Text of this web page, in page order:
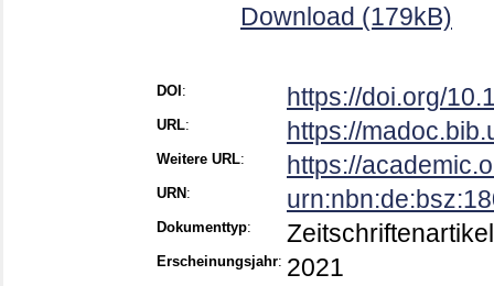
Download (179kB)
DOI : https://doi.org/
URL: https://
Weitere URL: https://
URN :
Dokumenttyp: Zeitschriftenartikel
Erscheinungsjahr: 2021